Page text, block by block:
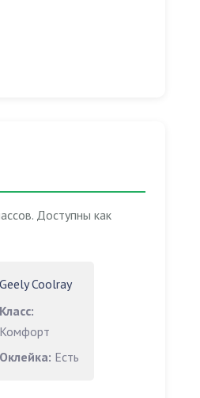
Доступны как
Geely Coolray
Класс:
Комфорт
Оклейка: Есть